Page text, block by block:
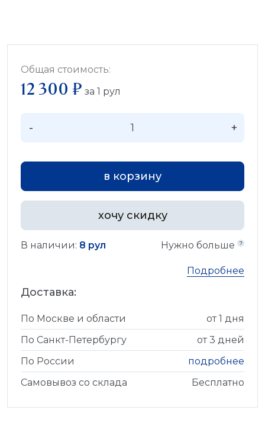
Общая стоимость:
12 300 ₽ за 1 рул
- +
в корзину
хочу скидку
В наличии: 8 рул Нужно больше
Подробнее
Доставка:
По Москве и области
от 1 дня
По Санкт-Петербургу
от 3 дней
По России
подробнее
Самовывоз со склада
Бесплатно